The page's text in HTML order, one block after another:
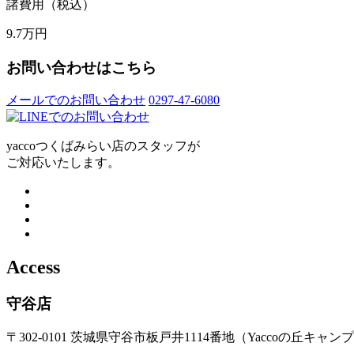
諸費用（税込）
9.7万円
お問い合わせはこちら
メールでのお問い合わせ 0297-47-6080
yaccoつくばみらい店のスタッフが
ご対応いたします。
Access
守谷店
〒302-0101 茨城県守谷市板戸井1114番地（Yaccoの丘キャン